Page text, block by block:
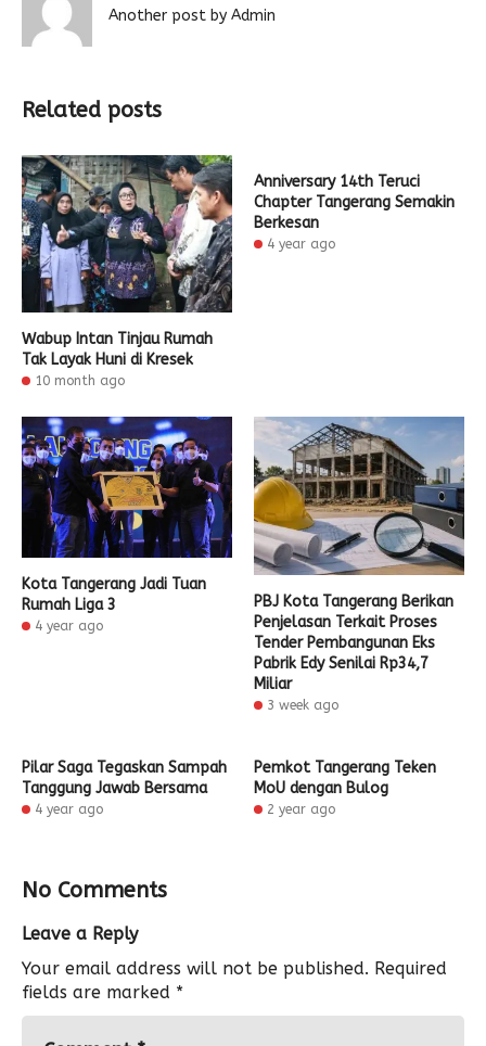
Another post by Admin
Related posts
Wabup Intan Tinjau Rumah
Tak Layak Huni di Kresek
10 month ago
Anniversary 14th Teruci
Chapter Tangerang Semakin
Berkesan
4 year ago
Kota Tangerang Jadi Tuan
Rumah Liga 3
4 year ago
PBJ Kota Tangerang Berikan
Penjelasan Terkait Proses
Tender Pembangunan Eks
Pabrik Edy Senilai Rp34,7
Miliar
3 week ago
Pilar Saga Tegaskan Sampah
Tanggung Jawab Bersama
4 year ago
Pemkot Tangerang Teken
MoU dengan Bulog
2 year ago
No Comments
Leave a Reply
Your email address will not be published. Required
fields are marked *